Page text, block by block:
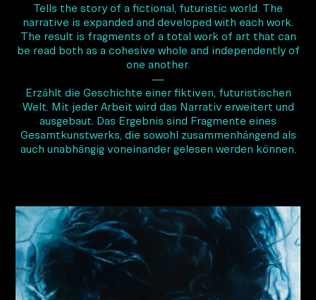
Tells the story of a fictional, futuristic world. The
narrative is expanded and developed with each work.
The result is fragments of a total work of art that can
be read both as a cohesive whole and independently of
one another.
—
Erzählt die Geschichte einer fiktiven, futuristischen
Welt. Mit jeder Arbeit wird das Narrativ erweitert und
ausgebaut. Das Ergebnis sind Fragmente eines
Gesamtkunstwerks, die sowohl zusammenhängend als
auch unabhängig voneinander gelesen werden können.